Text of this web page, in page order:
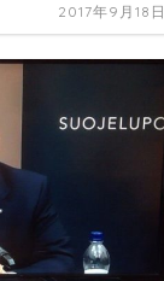
2017年9月18日